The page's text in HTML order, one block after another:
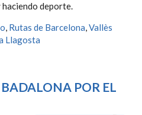
deporte.
, Rutas de Barcelona,Vallès
Llagosta
POR EL